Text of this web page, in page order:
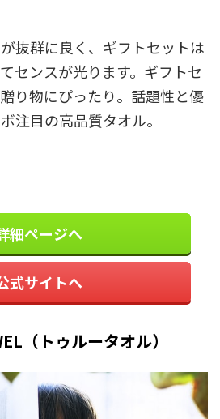
抜群に良く、ギフトセットは
センスが光ります。ギフトセ
り物にぴったり。話題性と優
注目の高品質タオル。
細ページへ
式サイトへ
（トゥルータオル）